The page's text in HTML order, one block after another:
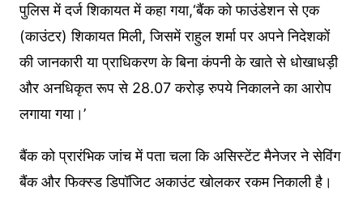
पुलिस में दर्ज शिकायत में कहा गया,‘बैंक को फाउंडेशन से एक
(काउंटर) शिकायत मिली, जिसमें राहुल शर्मा पर अपने निदेशकों
की जानकारी या प्राधिकरण के बिना कंपनी के खाते से धोखाधड़ी
और अनधिकृत रूप से 28.07 करोड़ रुपये निकालने का आरोप
लगाया गया।’
बैंक को प्रारंभिक जांच में पता चला कि असिस्टेंट मैनेजर ने सेविंग
बैंक और फिक्स्ड डिपॉजिट अकाउंट खोलकर रकम निकाली है।